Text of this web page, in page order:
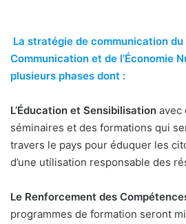
La stratégie de communication
Communication et de l’Économie
plusieurs phases dont :
L’Éducation et Sensibilisation avec
séminaires et des formations qui
travers le pays pour éduquer les
d’une utilisation responsable des
Le Renforcement des
programmes de formation seront